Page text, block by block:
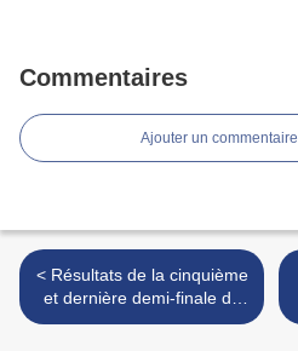
Commentaires
Ajouter un commentaire
< Résultats de la cinquième
et dernière demi-finale du
Selecția Națională